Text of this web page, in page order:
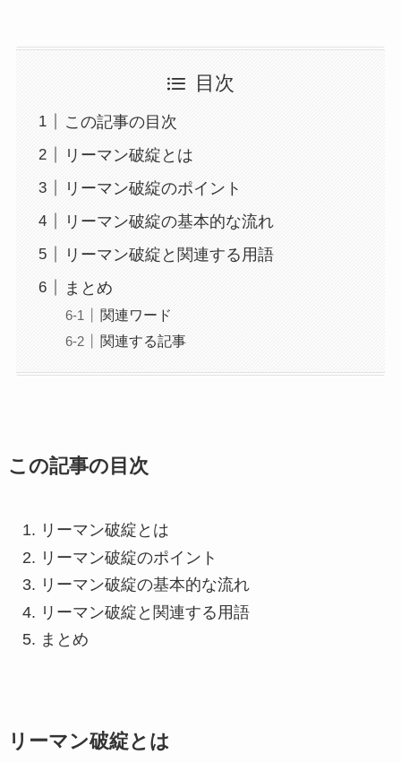
目次
この記事の目次
リーマン破綻とは
リーマン破綻のポイント
リーマン破綻の基本的な流れ
リーマン破綻と関連する用語
まとめ
関連ワード
関連する記事
この記事の目次
リーマン破綻とは
リーマン破綻のポイント
リーマン破綻の基本的な流れ
リーマン破綻と関連する用語
まとめ
リーマン破綻とは